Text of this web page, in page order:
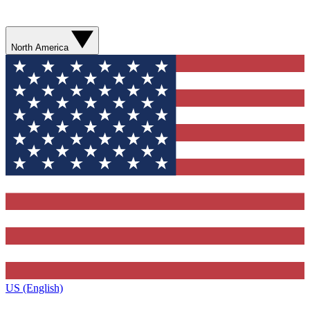
North America
US (English)